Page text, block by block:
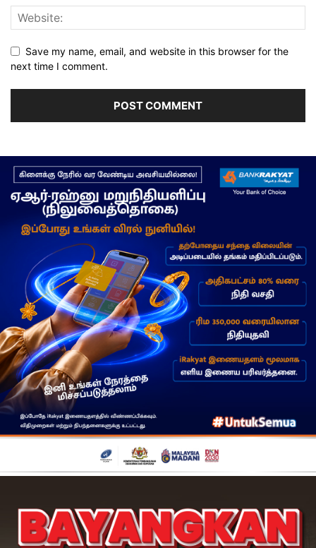
Save my name, email, and website in this browser for the
next time I comment.